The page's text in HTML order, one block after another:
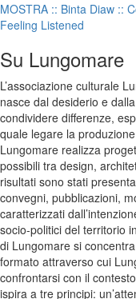
MOSTRA :: Binta Diaw ::
Feeling Listened
Su Lungomare
L’associazione culturale
nasce dal desiderio e
condividere differenze,
quale legare la
Lungomare realizza
possibili tra design,
risultati sono stati
convegni, pubblicazioni,
caratterizzati
socio-politici del territorio
di Lungomare si
formato attraverso cui
confrontarsi con il
ispira a tre principi: